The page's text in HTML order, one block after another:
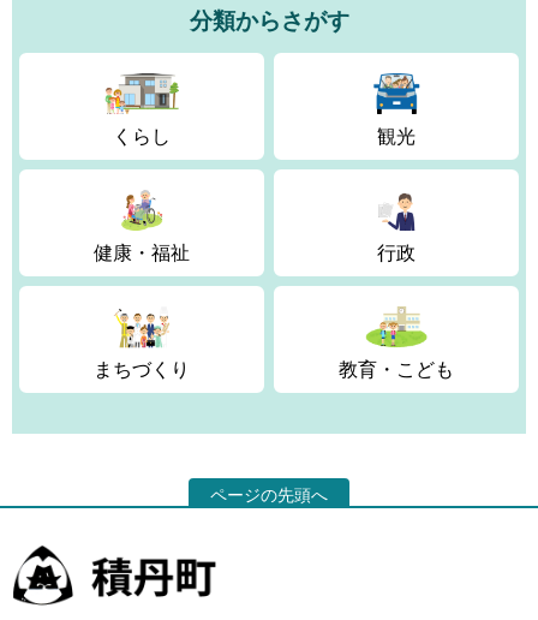
分類からさがす
くらし 観光
健康・福祉 行政
まちづくり 教育・こども
ページの先頭へ